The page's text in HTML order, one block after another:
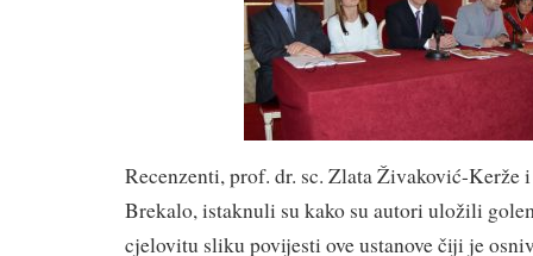
Recenzenti, prof. dr. sc. Zlata Živaković-Kerže
Brekalo, istaknuli su kako su autori uložili
cjelovitu sliku povijesti ove ustanove čiji je